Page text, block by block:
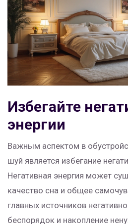
Избегайте
энергии
Важным аспектом в
шуй является избегание
Негативная энергия может
качество сна и общее
главных источников
беспорядок и накопление